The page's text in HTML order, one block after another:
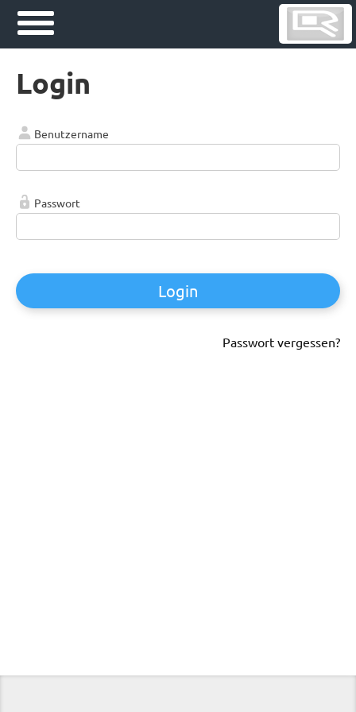
Login
Benutzername
Passwort
Login
Passwort vergessen?